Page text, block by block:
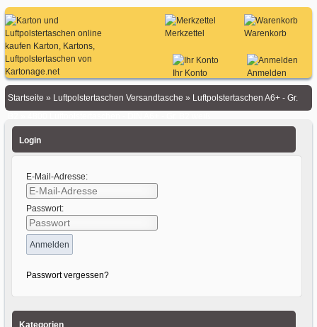
Warenkorb
Merkzettel
Anmelden
Ihr Konto
Startseite » Luftpolstertaschen Versandtasche » Luftpolstertaschen A6+ - Gr.
Login
E-Mail-Adresse:
Passwort:
Passwort vergessen?
Kategorien